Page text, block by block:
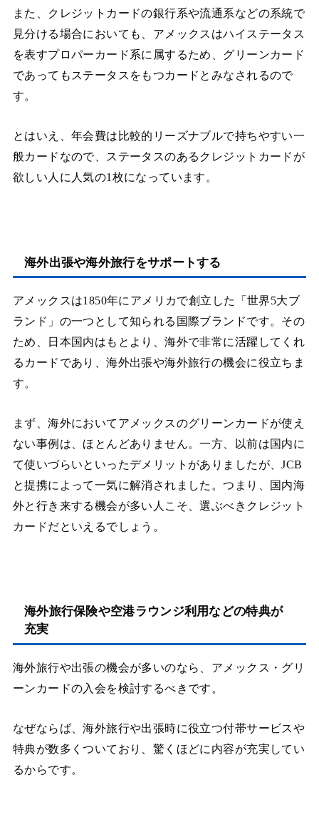
また、クレジットカードの銀行系や流通系などの系統で
見分ける場合においても、アメックスはハイステータス
を表すプロパーカード系に属するため、グリーンカード
であってもステータスをもつカードとみなされるので
す。
とはいえ、年会費は比較的リーズナブルで持ちやすい一
般カードなので、ステータスのあるクレジットカードが
欲しい人に人気の1枚になっています。
海外出張や海外旅行をサポートする
アメックスは1850年にアメリカで創立した「世界5大ブ
ランド」の一つとして知られる国際ブランドです。その
ため、日本国内はもとより、海外で非常に活躍してくれ
るカードであり、海外出張や海外旅行の機会に役立ちま
す。
まず、海外においてアメックスのグリーンカードが使え
ない事例は、ほとんどありません。一方、以前は国内に
て使いづらいといったデメリットがありましたが、JCB
と提携によって一気に解消されました。つまり、国内海
外と行き来する機会が多い人こそ、選ぶべきクレジット
カードだといえるでしょう。
海外旅行保険や空港ラウンジ利用などの特典が
充実
海外旅行や出張の機会が多いのなら、アメックス・グリ
ーンカードの入会を検討するべきです。
なぜならば、海外旅行や出張時に役立つ付帯サービスや
特典が数多くついており、驚くほどに内容が充実してい
るからです。